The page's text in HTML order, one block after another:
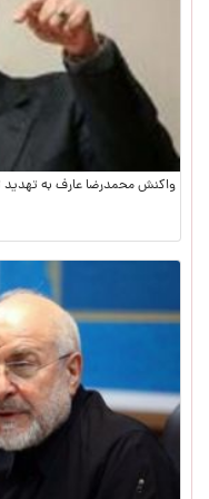
واکنش محمدرضا عارف به تهدید